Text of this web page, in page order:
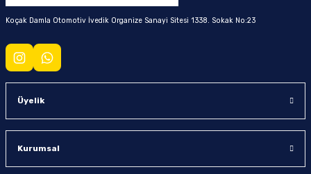
Koçak Damla Otomotiv İvedik Organize Sanayi Sitesi 1338. Sokak No:23
Üyelik
Kurumsal